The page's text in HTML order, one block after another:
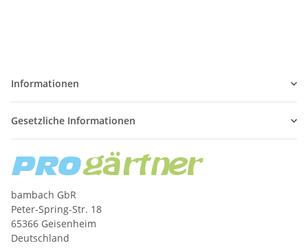
Informationen
Gesetzliche Informationen
bambach GbR
Peter-Spring-Str. 18
65366 Geisenheim
Deutschland